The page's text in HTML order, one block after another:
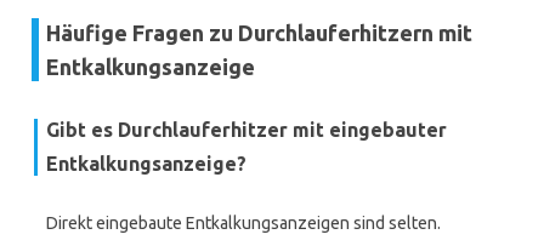
Häufige Fragen zu Durchlauferhitzern mit
Entkalkungsanzeige
Gibt es Durchlauferhitzer mit eingebauter
Entkalkungsanzeige?
Direkt eingebaute Entkalkungsanzeigen sind selten.